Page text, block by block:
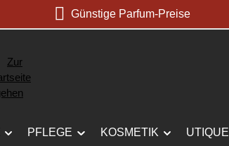
Günstige Parfum-Preise
PFLEGE KOSMETIK UTIQUE